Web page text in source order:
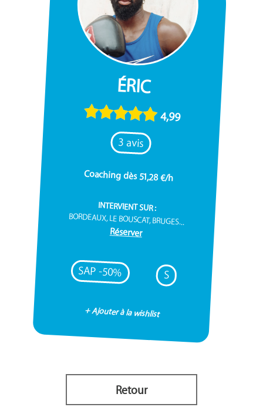
ÉRIC
4,99
3 avis
Coaching dès 51,28 €/h
INTERVIENT SUR :
BORDEAUX, LE BOUSCAT, BRUGES...
Réserver
SAP -50% S
+ Ajouter à la wishlist
Retour